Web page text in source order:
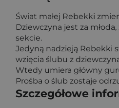
Świat małej Rebekki
Dziewczyna jest za
sekcie.
Jedyną nadzieją Rebekki
wzięcia ślubu z
Wtedy umiera główny
Prośba o ślub zostaje
Szczegółowe